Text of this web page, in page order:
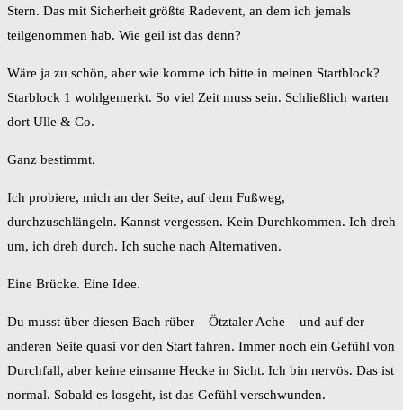
Stern. Das mit Sicherheit größte Radevent, an dem ich jemals
teilgenommen hab. Wie geil ist das denn?
Wäre ja zu schön, aber wie komme ich bitte in meinen Startblock?
Starblock 1 wohlgemerkt. So viel Zeit muss sein. Schließlich warten
dort Ulle & Co.
Ganz bestimmt.
Ich probiere, mich an der Seite, auf dem Fußweg,
durchzuschlängeln. Kannst vergessen. Kein Durchkommen. Ich dreh
um, ich dreh durch. Ich suche nach Alternativen.
Eine Brücke. Eine Idee.
Du musst über diesen Bach rüber – Ötztaler Ache – und auf der
anderen Seite quasi vor den Start fahren. Immer noch ein Gefühl von
Durchfall, aber keine einsame Hecke in Sicht. Ich bin nervös. Das ist
normal. Sobald es losgeht, ist das Gefühl verschwunden.